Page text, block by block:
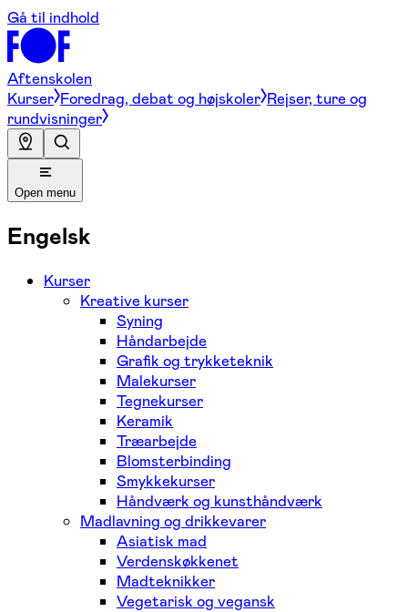
Gå til indhold
Aftenskolen
Kurser Foredrag, debat og højskoler Rejser, ture og
rundvisninger
Open menu
Engelsk
Kurser
Kreative kurser
Syning
Håndarbejde
Grafik og trykketeknik
Malekurser
Tegnekurser
Keramik
Træarbejde
Blomsterbinding
Smykkekurser
Håndværk og kunsthåndværk
Madlavning og drikkevarer
Asiatisk mad
Verdenskøkkenet
Madteknikker
Vegetarisk og vegansk